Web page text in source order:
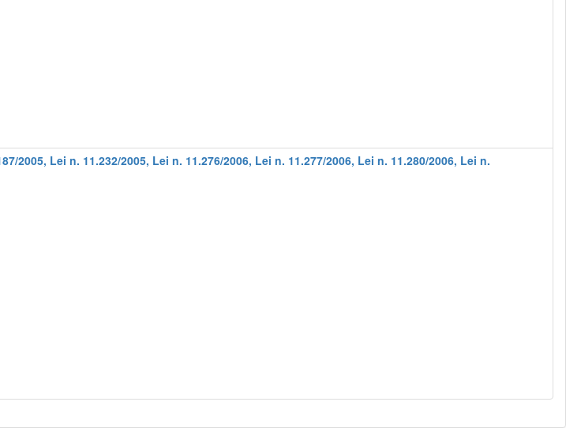
Lei n. 11.232/2005, Lei n. 11.276/2006, Lei n. 11.277/2006, Lei n. 11.280/2006, Lei n.